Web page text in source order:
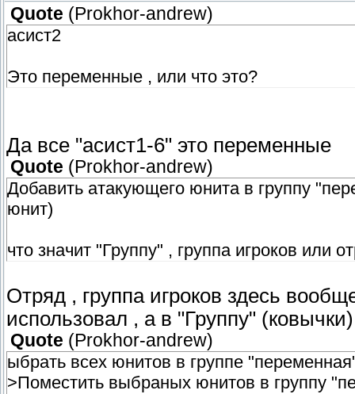
Quote ( Prokhor-andrew)
асист2
Это переменные , или что это?
Да все "асист1-6" это переменные
Quote ( Prokhor-andrew)
Добавить атакующего юнита в группу
юнит)
что значит "Группу" , группа игроков или
Отряд , группа игроков здесь
использовал , а в "Группу"
Quote ( Prokhor-andrew)
ыбрать всех юнитов в группе
>Поместить выбраных юнитов в группу